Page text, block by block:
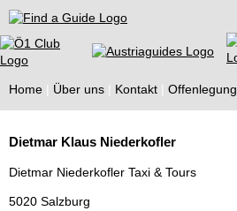
Find a Guide
Home Über uns Kontakt Offenlegung
Guides
Dietmar Klaus Niederkofler
Dietmar Niederkofler Taxi & Tours
5020 Salzburg